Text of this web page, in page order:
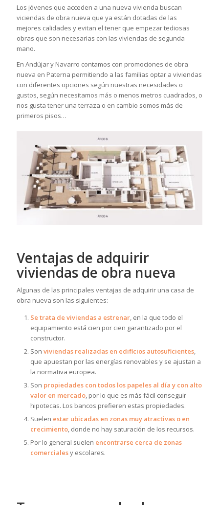
Los jóvenes que acceden a una nueva vivienda buscan
viciendas de obra nueva que ya están dotadas de las
mejores calidades y evitan el tener que empezar tediosas
obras que son necesarias con las viviendas de segunda
mano.
En Andújar y Navarro contamos con promociones de obra
nueva en Paterna permitiendo a las familias optar a viviendas
con diferentes opciones según nuestras necesidades o
gustos, según necesitamos más o menos metros cuadrados, o
nos gusta tener una terraza o en cambio somos más de
primeros pisos…
Ventajas de adquirir
viviendas de obra nueva
Algunas de las principales ventajas de adquirir una casa de
obra nueva son las siguientes:
Se trata de viviendas a estrenar, en la que todo el
equipamiento está cien por cien garantizado por el
constructor.
Son viviendas realizadas en edificios autosuficientes,
que apuestan por las energías renovables y se ajustan a
la normativa europea.
Son propiedades con todos los papeles al día y con alto
valor en mercado, por lo que es más fácil conseguir
hipotecas. Los bancos prefieren estas propiedades.
Suelen estar ubicadas en zonas muy atractivas o en
crecimiento, donde no hay saturación de los recursos.
Por lo general suelen encontrarse cerca de zonas
comercialesy escolares.